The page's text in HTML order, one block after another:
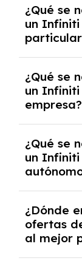
pero
las
experto
¿Qué se
un Infiniti
y, en
crediticia y
¿Qué se
un Infiniti
empresa?
casos, un
y un pago
¿Qué se
un Infiniti
algunos
inicial.
¿Dónde
ofertas
al mejor